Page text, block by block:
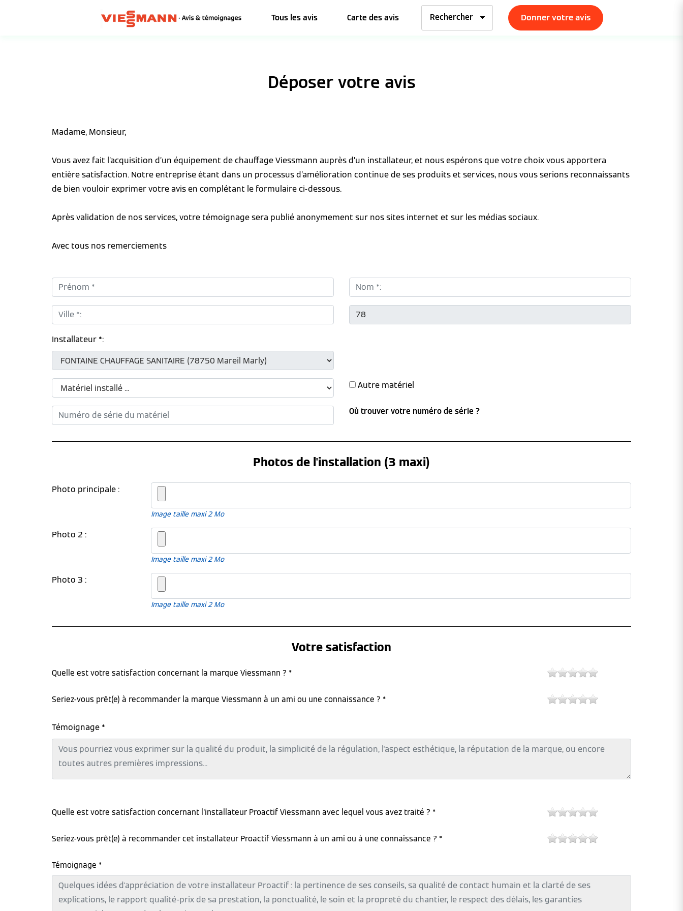
Tous les avis Carte des avis Donner votre avis
Déposer votre avis
Madame, Monsieur,
Vous avez fait l’acquisition d’un équipement de chauffage Viessmann auprès d’un installateur, et nous espérons que votre choix vous apportera
entière satisfaction. Notre entreprise étant dans un processus d’amélioration continue de ses produits et services, nous vous serions reconnaissants
de bien vouloir exprimer votre avis en complétant le formulaire ci-dessous.
Après validation de nos services, votre témoignage sera publié anonymement sur nos sites internet et sur les médias sociaux.
Avec tous nos remerciements
Prénom *: Nom *:
Ville *: CP *:
Installateur *:
Autre matériel
Où trouver votre numéro de série ?
Photos de l'installation (3 maxi)
Photo principale :
Image taille maxi 2 Mo
Photo 2 :
Image taille maxi 2 Mo
Photo 3 :
Image taille maxi 2 Mo
Votre satisfaction
Quelle est votre satisfaction concernant la marque Viessmann ? *
Seriez-vous prêt(e) à recommander la marque Viessmann à un ami ou une connaissance ? *
Témoignage *
Quelle est votre satisfaction concernant l'installateur Proactif Viessmann avec lequel vous avez traité ? *
Seriez-vous prêt(e) à recommander cet installateur Proactif Viessmann à un ami ou à une connaissance ? *
Témoignage *